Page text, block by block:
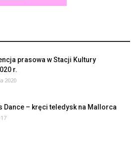
prasowa w Stacji Kultury
r.
2020
Dance – kręci teledysk na Mallorca